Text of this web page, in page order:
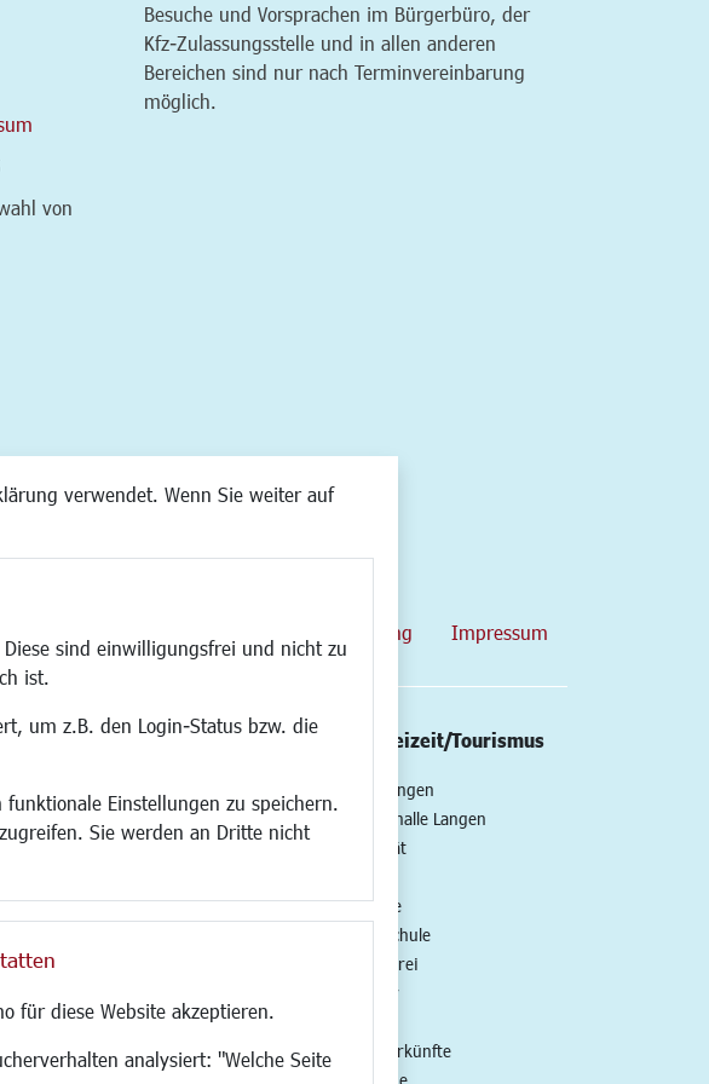
verwendet. Wenn Sie weiter auf
sind einwilligungsfrei und nicht zu
ist.
um z.B. den Login-Status bzw. die
funktionale Einstellungen zu speichern.
Sie werden an Dritte nicht
für diese Website akzeptieren.
analysiert: "Welche Seite
von
Besuche und Vorsprachen im Bürgerbüro, der
Kfz-Zulassungsstelle und in allen anderen
Bereichen sind nur nach Terminvereinbarung
möglich.
Datenschutzerklärung Impressum
Bauen/Umwelt/Mobilität
Aktuelle Baustellen
CINDY S
Kultur/Freizeit/Tourismus
Veranstaltungen
Neue Stadthalle Langen
Stadtporträt
Musikschule
Volkshochschule
Stadtbücherei
Stadtarchiv
Hotels/Unterkünfte
Gastronomie